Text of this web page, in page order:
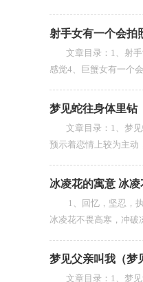
射手女有一个会拍
文章目录：1、射手
感觉4、巨蟹女有一个
梦见蛇往身体里钻
文章目录：1、梦见
预示着恋情上较为主动
冰凌花的寓意 冰
1、回忆，坚忍，执
冰凌花不畏高寒，冲破
梦见父亲叫我（梦
文章目录：1、梦见